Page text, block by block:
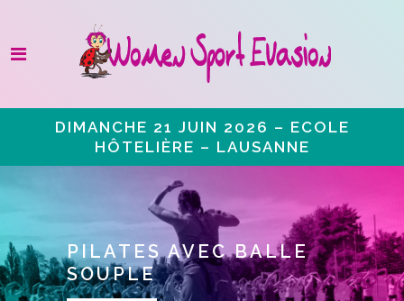
DIMANCHE 21 JUIN 2026 – ECOLE
HÔTELIÈRE – LAUSANNE
PILATES AVEC BALLE
SOUPLE